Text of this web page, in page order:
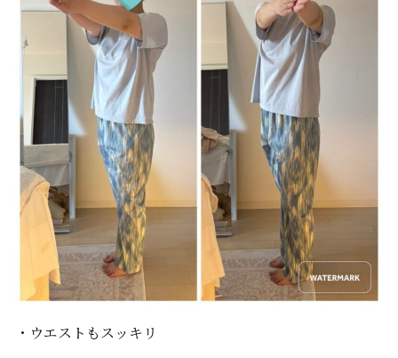
・ウエストもスッキリ